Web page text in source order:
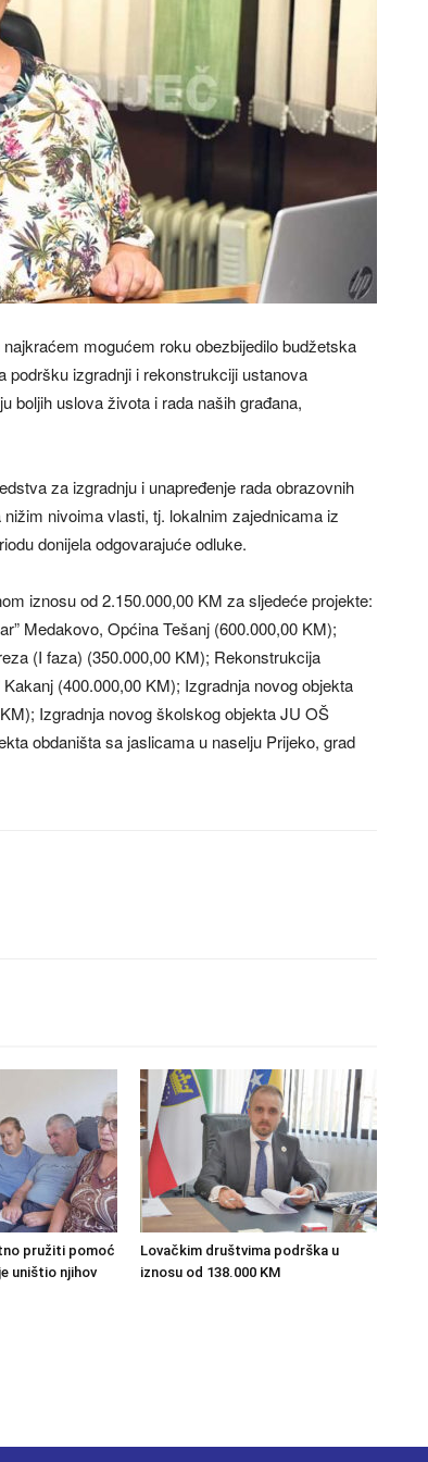
mogućem roku obezbijedilo budžetska
podršku izgradnji i rekonstrukciji ustanova
boljih uslova života i rada naših građana,
za izgradnju i unapređenje rada obrazovnih
nivoima vlasti, tj. lokalnim zajednicama iz
donijela odgovarajuće odluke.
iznosu od 2.150.000,00 KM za sljedeće projekte:
Medakovo, Općina Tešanj (600.000,00 KM);
(I faza) (350.000,00 KM); Rekonstrukcija
(400.000,00 KM); Izgradnja novog objekta
Izgradnja novog školskog objekta JU OŠ
obdaništa sa jaslicama u naselju Prijeko, grad
pružiti pomoć
uništio njihov
Lovačkim društvima podrška u
iznosu od 138.000 KM